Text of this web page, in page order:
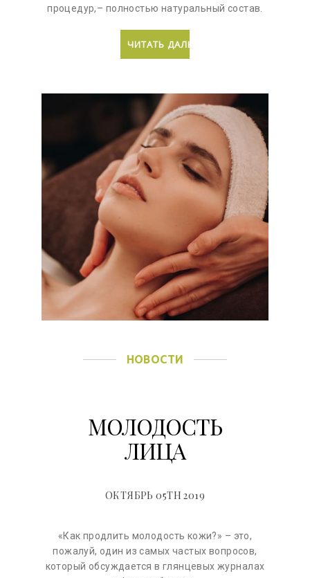
процедур,– полностью натуральный состав.
ЧИТАТЬ ДАЛЬШЕ
НОВОСТИ
МОЛОДОСТЬ
ЛИЦА
ОКТЯБРЬ 05TH 2019
«Как продлить молодость кожи?» – это,
пожалуй, один из самых частых вопросов,
который обсуждается в глянцевых журналах